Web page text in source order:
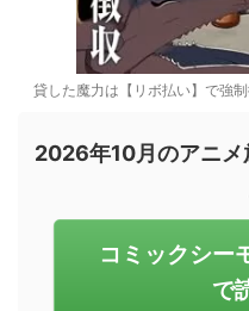
貸した魔力は【リボ払い】で強
2026年10月のアニメ
コミックシー
で